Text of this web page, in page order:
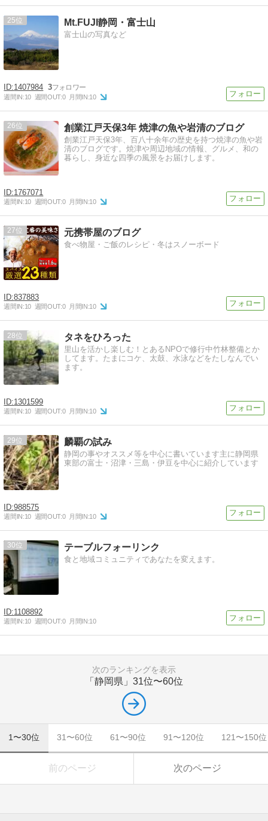
25 Mt.FUJI静岡・富士山
富士山の写真など
1407984 3
週間IN:10 週間OUT:0 月間IN:10
26 創業江戸天保3年 焼津の魚や岩清のブログ
創業江戸天保3年、百八十余年の歴史を持つ焼津の魚や岩
清のブログです。焼津や周辺地域の情報、グルメ、和の
暮らし、身近な四季の風景をお届けします。
1767071
週間IN:10 週間OUT:0 月間IN:10
27 元携帯屋のブログ
食べ物屋・ご飯のレシピ・冬はスノーボード
837883
週間IN:10 週間OUT:0 月間IN:10
28 タネをひろった
里山を活かし楽しむ！とあるNPOで修行中竹林整備とか
してます。たまにコケ、太鼓、水泳などをたしなんでい
ます。
1301599
週間IN:10 週間OUT:0 月間IN:10
29 麟覇の試み
静岡の事やオススメ等を中心に書いています主に静岡県
東部の富士・沼津・三島・伊豆を中心に紹介しています
988575
週間IN:10 週間OUT:0 月間IN:10
30 テーブルフォーリンク
食と地域コミュニティであなたを変えます。
1108892
週間IN:10 週間OUT:0 月間IN:10
次のランキングを表示
「静岡県」 31位〜60位
1〜30位 31〜60位 61〜90位 91〜120位 121〜150位
前のページ 次のページ